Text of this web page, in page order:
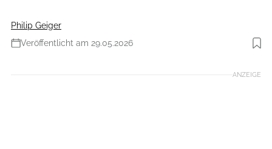
Philip Geiger
Veröffentlicht am 29.05.2026
Foto: Glampings.de
ANZEIGE